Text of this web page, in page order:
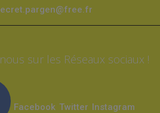
sur les Réseaux sociaux !
Facebook Twitter Instagram